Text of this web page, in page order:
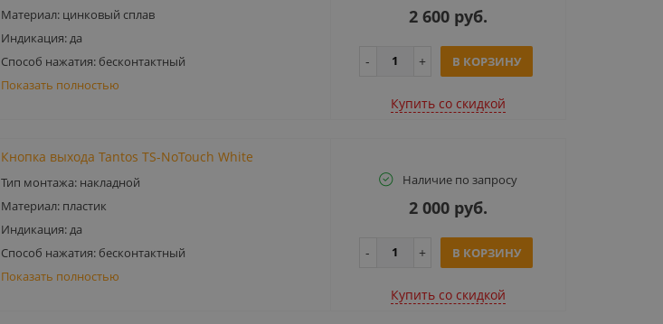
Материал: цинковый сплав
Индикация: да
Способ нажатия: бесконтактный
Показать полностью
2 600 руб.
В КОРЗИНУ
Купить cо скидкой
Кнопка выхода Tantos TS-NoTouch White
Тип монтажа: накладной
Материал: пластик
Индикация: да
Способ нажатия: бесконтактный
Показать полностью
Наличие по запросу
2 000 руб.
В КОРЗИНУ
Купить cо скидкой